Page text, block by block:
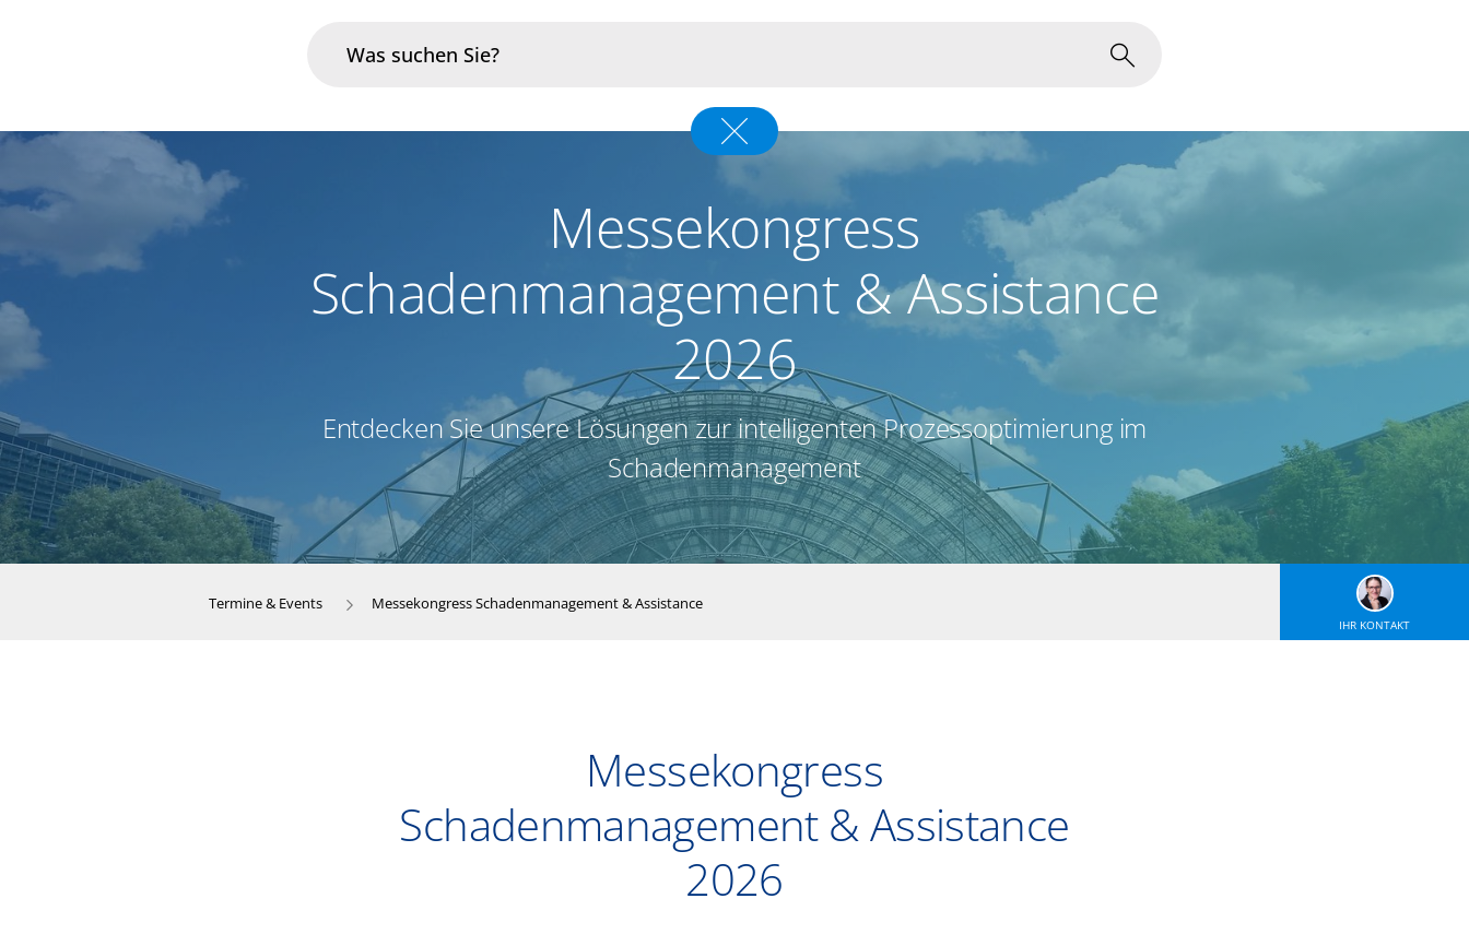
Im Fokus
Portfolio
Infrastruktur & Betrieb
Über uns
Karriere
Blog
Messekongress
Schadenmanagement & Assistance
2026
Entdecken Sie unsere Lösungen zur intelligenten Prozessoptimierung im
Schadenmanagement
Termine & Events Messekongress Schadenmanagement & Assistance
IHR KONTAKT
Messekongress
Schadenmanagement & Assistance
2026